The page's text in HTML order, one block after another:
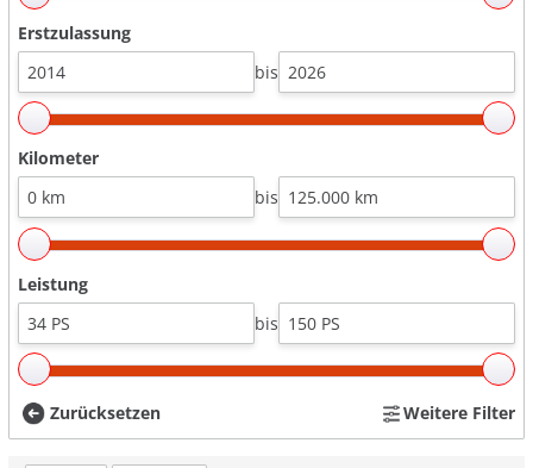
Erstzulassung
bis
Kilometer
bis
Leistung
bis
Zurücksetzen Weitere Filter